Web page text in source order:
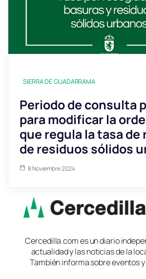
SIERRA DE GUADARRAMA
Periodo de consulta
para modificar la
que regula la tasa de
de residuos sólidos
8 Noviembre 2024
Cercedilla.com es un diario
actualidad y las noticias de la
También informa sobre eventos